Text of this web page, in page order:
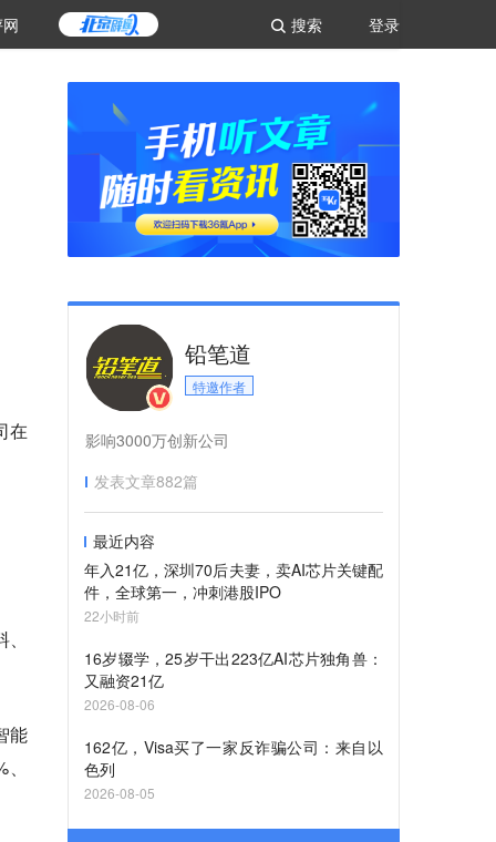
登录
搜索
在
能
铅笔道
特邀作者
影响3000万创新公司
发表文章882篇
最近内容
年入21亿，深圳70后夫妻，卖AI芯片关键配
件，全球第一，冲刺港股IPO
22小时前
16岁辍学，25岁干出223亿AI芯片独角兽：
又融资21亿
2026-08-06
162亿，Visa买了一家反诈骗公司：来自以
色列
2026-08-05